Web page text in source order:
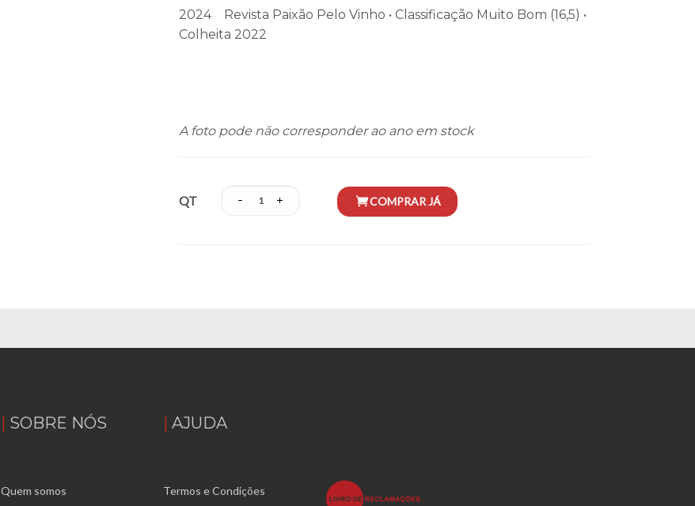
2024 Revista Paixão Pelo Vinho • Classificação Muito Bom (16,5) •
Colheita 2022
A foto pode não corresponder ao ano em stock
QT
SOBRE NÓS
Quem somos
AJUDA
Termos e Condições